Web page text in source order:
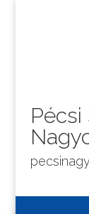
Pécsi